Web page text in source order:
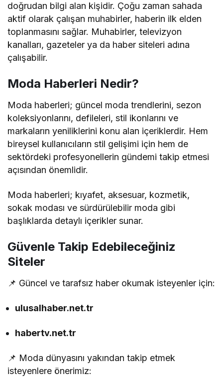
doğrudan bilgi alan kişidir. Çoğu zaman sahada
aktif olarak çalışan muhabirler, haberin ilk elden
toplanmasını sağlar. Muhabirler, televizyon
kanalları, gazeteler ya da haber siteleri adına
çalışabilir.
Moda Haberleri Nedir?
Moda haberleri; güncel moda trendlerini, sezon
koleksiyonlarını, defileleri, stil ikonlarını ve
markaların yeniliklerini konu alan içeriklerdir. Hem
bireysel kullanıcıların stil gelişimi için hem de
sektördeki profesyonellerin gündemi takip etmesi
açısından önemlidir.
Moda haberleri; kıyafet, aksesuar, kozmetik,
sokak modası ve sürdürülebilir moda gibi
başlıklarda detaylı içerikler sunar.
Güvenle Takip Edebileceğiniz
Siteler
📌 Güncel ve tarafsız haber okumak isteyenler için:
ulusalhaber.net.tr
habertv.net.tr
📌 Moda dünyasını yakından takip etmek
isteyenlere önerimiz: